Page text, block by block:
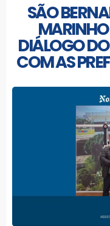
SÃO
DIÁLOGO
COM AS